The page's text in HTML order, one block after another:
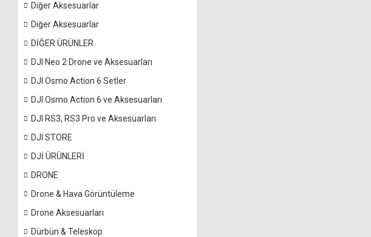
Diğer Aksesuarlar
Diğer Aksesuarlar
DİĞER ÜRÜNLER
DJI Neo 2 Drone ve Aksesuarları
DJI Osmo Action 6 Setler
DJI Osmo Action 6 ve Aksesuarları
DJI RS3, RS3 Pro ve Aksesuarları
DJI STORE
DJİ ÜRÜNLERİ
DRONE
Drone & Hava Görüntüleme
Drone Aksesuarları
Dürbün & Teleskop